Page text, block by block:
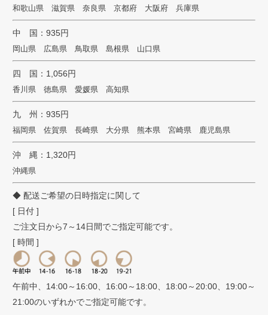
和歌山県 滋賀県 奈良県 京都府 大阪府 兵庫県
中 国：935円
岡山県 広島県 鳥取県 島根県 山口県
四 国：1,056円
香川県 徳島県 愛媛県 高知県
九 州：935円
福岡県 佐賀県 長崎県 大分県 熊本県 宮崎県 鹿児島県
沖 縄：1,320円
沖縄県
◆ 配送ご希望の日時指定に関して
[ 日付 ]
ご注文日から7～14日間でご指定可能です。
[ 時間 ]
午前中、14:00～16:00、16:00～18:00、18:00～20:00、19:00～
21:00のいずれかでご指定可能です。